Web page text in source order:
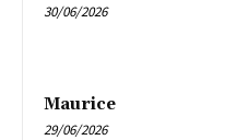
30/06/2026
Maurice
29/06/2026